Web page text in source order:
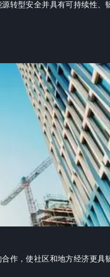
转型安全并具有可持续性、
作，使社区和地方经济更具